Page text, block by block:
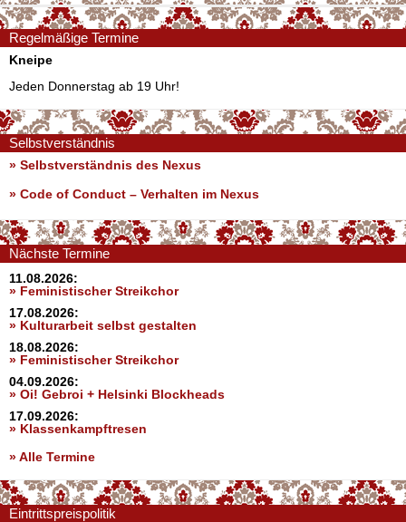
Regelmäßige Termine
Kneipe
Jeden Donnerstag ab 19 Uhr!
Selbstverständnis
» Selbstverständnis des Nexus
» Code of Conduct – Verhalten im Nexus
Nächste Termine
11.08.2026:
» Feministischer Streikchor
17.08.2026:
» Kulturarbeit selbst gestalten
18.08.2026:
» Feministischer Streikchor
04.09.2026:
» Oi! Gebroi + Helsinki Blockheads
17.09.2026:
» Klassenkampftresen
» Alle Termine
Eintrittspreispolitik